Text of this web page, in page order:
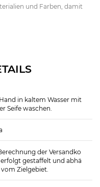
und Farben, damit
in kaltem Wasser mit
Seife waschen.
der Versandko
gestaffelt und abhä
Zielgebiet.